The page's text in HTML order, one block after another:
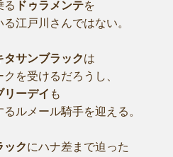
る ドゥラメンテを
江戸川さんではない。
タサンブラックは
を受けるだろうし、
リーデイ も
ルメール騎手を迎える。
ックにハナ差まで迫った